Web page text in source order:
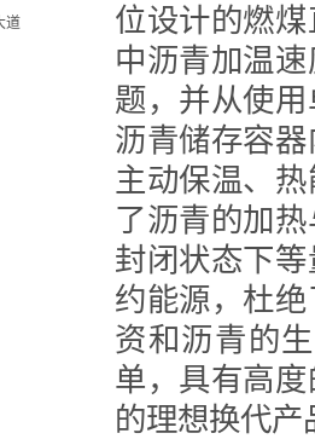
道
位设计的燃
中沥青加温
题，并从使
沥青储存容
主动保温、
了沥青的加
封闭状态下
约能源，杜
资和沥青的
单，具有高
的理想换代